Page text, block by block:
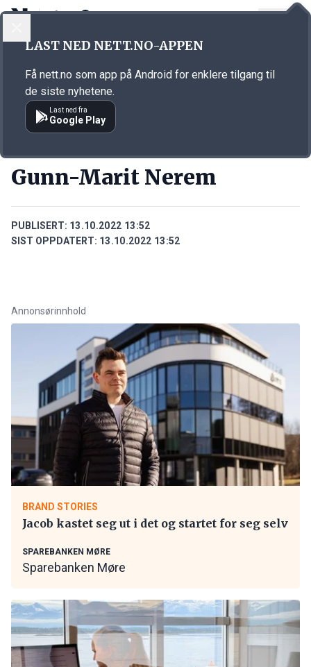
Annonsørinnhold
Gunn-Marit Nerem
PUBLISERT: 13.10.2022 13:52
SIST OPPDATERT: 13.10.2022 13:52
Annonsørinnhold
BRAND STORIES
Jacob kastet seg ut i det og startet for seg selv
SPAREBANKEN MØRE
Sparebanken Møre
LAST NED NETT.NO-APPEN
Få nett.no som app på Android for enklere tilgang til
de siste nyhetene.
Last ned fra
Google Play